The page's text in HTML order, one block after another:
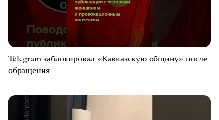
Telegram заблокировал «Кавказскую общину» после
обращения